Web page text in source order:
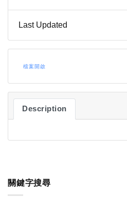
Last Updated
檔案開啟
Description
關鍵字搜尋